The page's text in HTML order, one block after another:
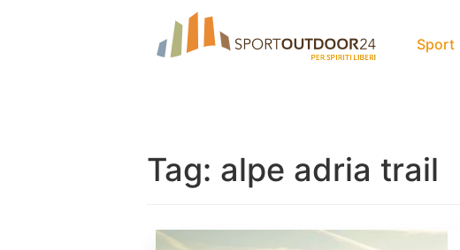
Sport
Tag: alpe adria trail